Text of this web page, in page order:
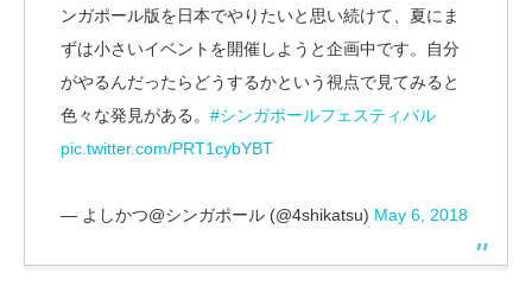
ンガポール版を日本でやりたいと思い続けて、夏にま
ずは小さいイベントを開催しようと企画中です。自分
がやるんだったらどうするかという視点で見てみると
色々な発見がある。 #シンガポールフェスティバル
pic.twitter.com/PRT1cybYBT
— よしかつ@シンガポール (@4shikatsu) May 6, 2018